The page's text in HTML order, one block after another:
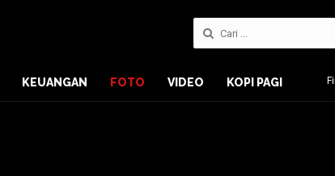
KEUANGAN FOTO VIDEO KOPI PAGI